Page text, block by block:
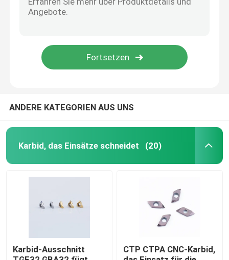
Fabrik Tour
Kontakt
Karbid, das Einsatz fugt
ANDERE KATEGORIEN AUS UNS
Karbid, das Einsätze schneidet (20)
Karbid-Ausschnitt
CTP CTPA CNC-Karbid,